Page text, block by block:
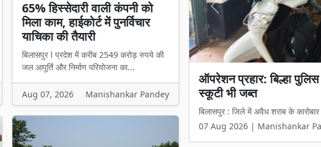
65% हिस्सेदारी वाली कंपनी को
मिला काम, हाईकोर्ट में पुनर्विचार
याचिका की तैयारी
बिलासपुर l प्रदेश में करीब 2549 करोड़ रुपये की
जल आपूर्ति और निर्माण परियोजना का...
Aug 07, 2026 Manishankar Pandey
₹2549 करोड़ के टेंडर में
हिस्सेदारी वाली कंपनी को
बिलासपुर l प्रदेश में करीब 2549 करोड़
07 Aug 2026 | Manishankar
Previous